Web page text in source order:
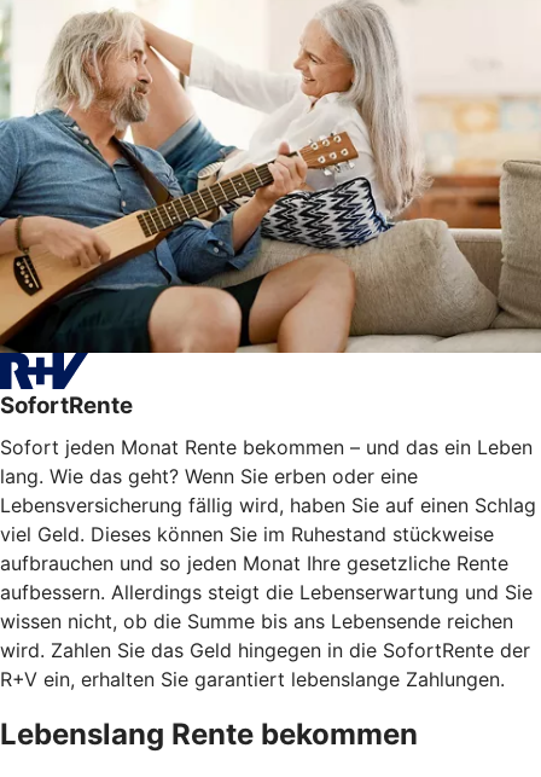
SofortRente
Sofort jeden Monat Rente bekommen – und das ein Leben
lang. Wie das geht? Wenn Sie erben oder eine
Lebensversicherung fällig wird, haben Sie auf einen Schlag
viel Geld. Dieses können Sie im Ruhestand stückweise
aufbrauchen und so jeden Monat Ihre gesetzliche Rente
aufbessern. Allerdings steigt die Lebenserwartung und Sie
wissen nicht, ob die Summe bis ans Lebensende reichen
wird. Zahlen Sie das Geld hingegen in die SofortRente der
R+V ein, erhalten Sie garantiert lebenslange Zahlungen.
Lebenslang Rente bekommen